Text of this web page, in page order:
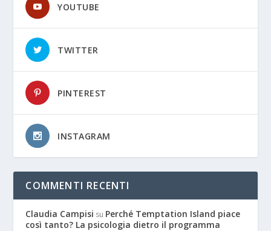
YOUTUBE
TWITTER
PINTEREST
INSTAGRAM
COMMENTI RECENTI
Claudia Campisi su Perché Temptation Island piace
così tanto? La psicologia dietro il programma